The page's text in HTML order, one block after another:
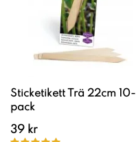
Sticketikett Trä 22cm 10-
pack
39 kr